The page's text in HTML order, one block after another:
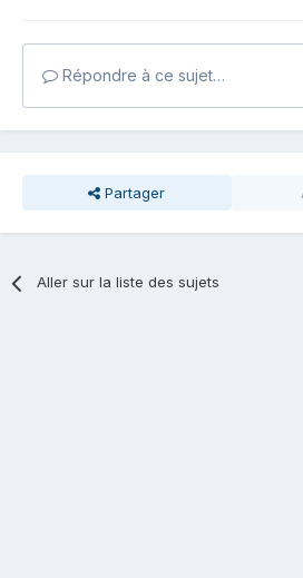
Répondre à ce sujet…
Partager
Aller sur la liste des sujets